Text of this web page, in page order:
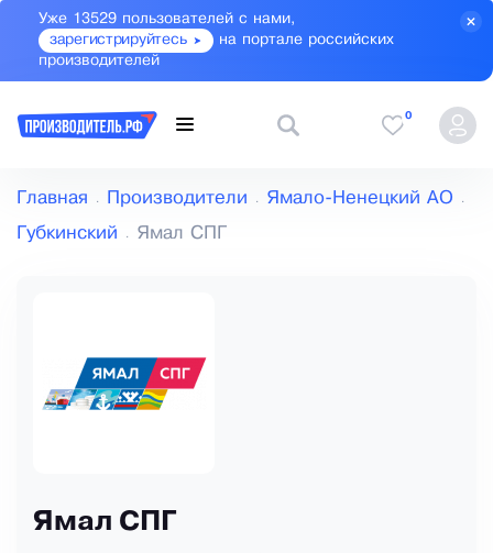
Уже 13529 пользователей с нами,
зарегистрируйтесь
на портале российских
производителей
0
Главная Производители Ямало-Ненецкий АО
Губкинский Ямал СПГ
Ямал СПГ